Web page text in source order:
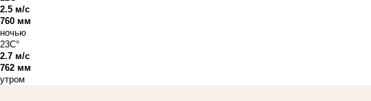
2.5 м/с
760 мм
ночью
23C°
2.7 м/с
762 мм
утром